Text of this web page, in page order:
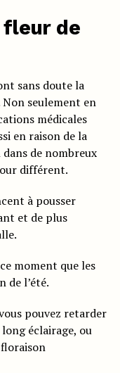
fleur de
sans doute la
seulement en
médicales
en raison de la
de nombreux
différent.
à pousser
et de plus
moment que les
de l’été.
pouvez retarder
éclairage, ou